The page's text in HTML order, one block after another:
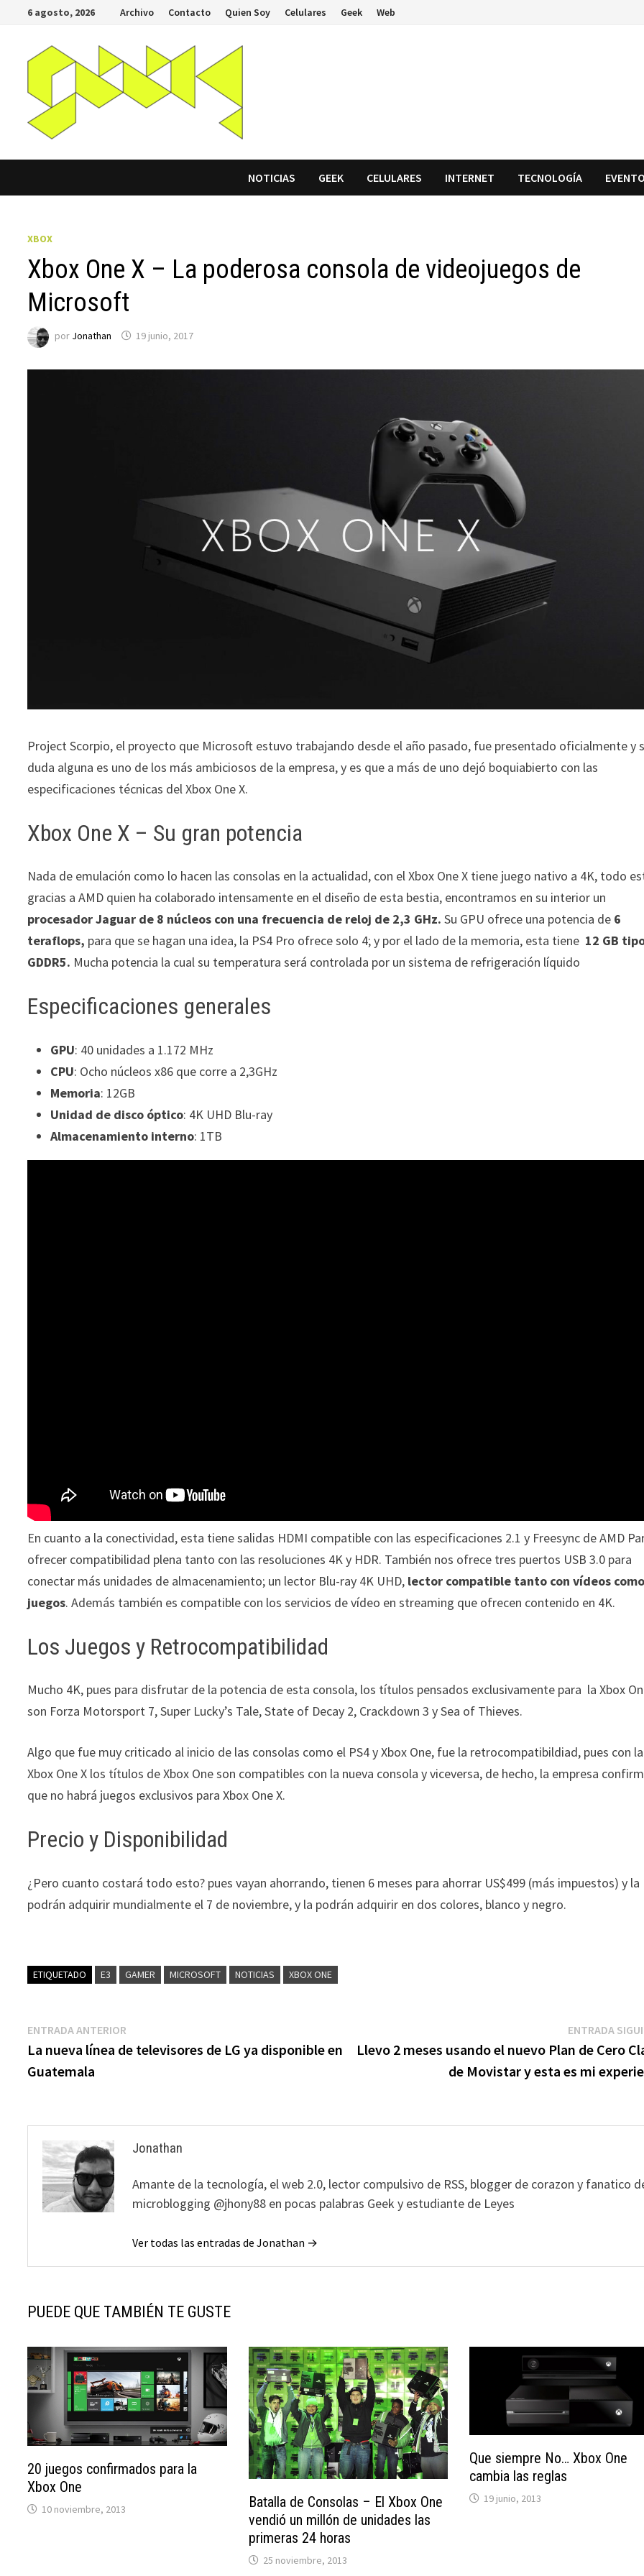
Saltar
contenido
6 agosto, 2026 Archivo Contacto Quien Soy Celulares Geek Web
NOTICIAS GEEK CELULARES INTERNET TECNOLOGÍA
XBOX
Xbox One X – La poderosa consola de videojuegos de
Microsoft
por Jonathan 19 junio, 2017
Project Scorpio, el proyecto que Microsoft estuvo trabajando desde el año pasado, fue presentado oficialmente y
duda alguna es uno de los más ambiciosos de la empresa, y es que a más de uno dejó boquiabierto con las
especificaciones técnicas del Xbox One X.
Xbox One X – Su gran potencia
Nada de emulación como lo hacen las consolas en la actualidad, con el Xbox One X tiene juego nativo a 4K, todo
gracias a AMD quien ha colaborado intensamente en el diseño de esta bestia, encontramos en su interior un
procesador Jaguar de 8 núcleos con una frecuencia de reloj de 2,3 GHz.Su GPU ofrece una potencia de 6
teraflops, para que se hagan una idea, la PS4 Pro ofrece solo 4; y por el lado de la memoria, esta tiene 12 GB
GDDR5. Mucha potencia la cual su temperatura será controlada por un sistema de refrigeración líquido
Especificaciones generales
GPU: 40 unidades a 1.172 MHz
CPU: Ocho núcleos x86 que corre a 2,3GHz
Memoria: 12GB
Unidad de disco óptico: 4K UHD Blu-ray
Almacenamiento interno: 1TB
En cuanto a la conectividad, esta tiene salidas HDMI compatible con las especificaciones 2.1 y Freesync de AMD
ofrecer compatibilidad plena tanto con las resoluciones 4K y HDR. También nos ofrece tres puertos USB 3.0 para
conectar más unidades de almacenamiento; un lector Blu-ray 4K UHD, lector compatible tanto con vídeos
juegos. Además también es compatible con los servicios de vídeo en streaming que ofrecen contenido en 4K.
Los Juegos y Retrocompatibilidad
Mucho 4K, pues para disfrutar de la potencia de esta consola, los títulos pensados exclusivamente para la Xbox
son Forza Motorsport 7, Super Lucky’s Tale, State of Decay 2, Crackdown 3 y Sea of Thieves.
Algo que fue muy criticado al inicio de las consolas como el PS4 y Xbox One, fue la retrocompatibildiad, pues con la
Xbox One X los títulos de Xbox One son compatibles con la nueva consola y viceversa, de hecho, la empresa
que no habrá juegos exclusivos para Xbox One X.
Precio y Disponibilidad
¿Pero cuanto costará todo esto? pues vayan ahorrando, tienen 6 meses para ahorrar US$499 (más impuestos) y la
podrán adquirir mundialmente el 7 de noviembre, y la podrán adquirir en dos colores, blanco y negro.
ETIQUETADO E3 GAMER MICROSOFT NOTICIAS XBOX ONE
Navegación
de
ENTRADA ANTERIOR
anterior:
La nueva línea de televisores de LG ya disponible en
Guatemala
ENTRADA
Llevo 2 meses usando el nuevo Plan de Cero
de Movistar y esta es mi
Jonathan
Amante de la tecnología, el web 2.0, lector compulsivo de RSS, blogger de corazon y fanatico
microblogging @jhony88 en pocas palabras Geek y estudiante de Leyes
Ver todas las entradas de Jonathan →
PUEDE QUE TAMBIÉN TE GUSTE
20 juegos confirmados para la
Xbox One
10 noviembre, 2013
Batalla de Consolas – El Xbox One
vendió un millón de unidades las
primeras 24 horas
25 noviembre, 2013
Que siempre No… Xbox One
cambia las reglas
19 junio, 2013